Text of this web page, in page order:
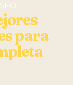
para